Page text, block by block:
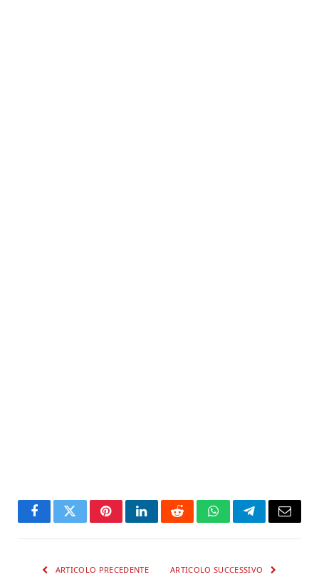
FacebookTwitterPinterestLinkedInRedditWhatsAppTelegramEmail
ARTICOLO PRECEDENTE ARTICOLO SUCCESSIVO